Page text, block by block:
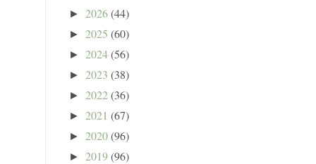
► 2026(44)
► 2025 (60)
► 2024(56)
► 2023 (38)
► 2022(36)
► 2021 (67)
► 2020(96)
► 2019(96)